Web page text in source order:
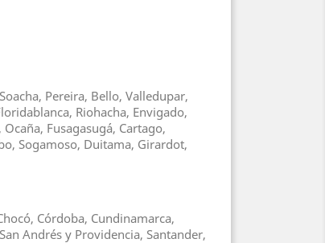
Pereira, Bello, Valledupar,
Riohacha, Envigado,
Fusagasugá, Cartago,
Sogamoso, Duitama, Girardot,
Córdoba, Cundinamarca,
Andrés y Providencia, Santander,